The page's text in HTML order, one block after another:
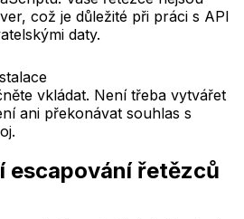
což je důležité při práci s API
daty.
vkládat. Není třeba vytvářet
ani překonávat souhlas s
escapování řetězců